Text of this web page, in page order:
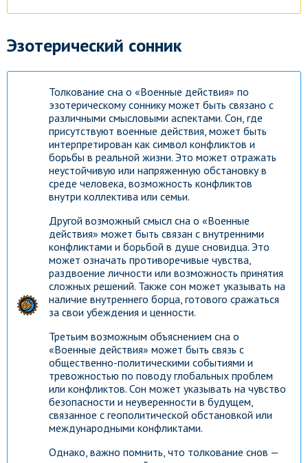
Эзотерический сонник
Толкование сна о «Военные действия» по
эзотерическому соннику может быть связано с
различными смысловыми аспектами. Сон, где
присутствуют военные действия, может быть
интерпретирован как символ конфликтов и
борьбы в реальной жизни. Это может отражать
неустойчивую или напряженную обстановку в
среде человека, возможность конфликтов
внутри коллектива или семьи.
Другой возможный смысл сна о «Военные
действия» может быть связан с внутренними
конфликтами и борьбой в душе сновидца. Это
может означать противоречивые чувства,
раздвоение личности или возможность принятия
сложных решений. Также сон может указывать на
наличие внутреннего борца, готового сражаться
за свои убеждения и ценности.
Третьим возможным объяснением сна о
«Военные действия» может быть связь с
общественно-политическими событиями и
тревожностью по поводу глобальных проблем
или конфликтов. Сон может указывать на чувство
безопасности и неуверенности в будущем,
связанное с геополитической обстановкой или
международными конфликтами.
Однако, важно помнить, что толкование снов —